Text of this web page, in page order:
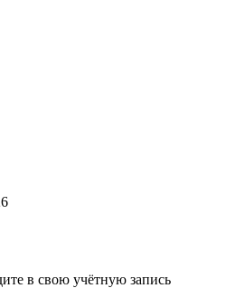
в свою учётную запись